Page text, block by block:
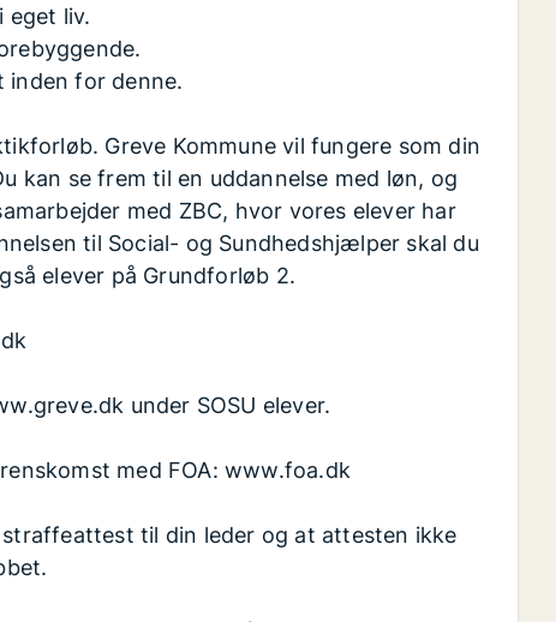
liv.
inden for denne.
Greve Kommune vil fungere som din
kan se frem til en uddannelse med løn, og
med ZBC, hvor vores elever har
til Social- og Sundhedshjælper skal du
elever på Grundforløb 2.
under SOSU elever.
med FOA: www.foa.dk
til din leder og at attesten ikke